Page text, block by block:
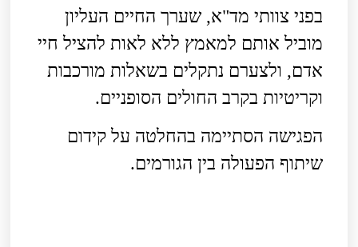
בפני צוותי מד"א, שערך החיים העליון
מוביל אותם למאמץ ללא לאות להציל חיי
אדם, ולצערם נתקלים בשאלות מורכבות
וקריטיות בקרב החולים הסופניים.
הפגישה הסתיימה בהחלטה על קידום
שיתוף הפעולה בין הגורמים.